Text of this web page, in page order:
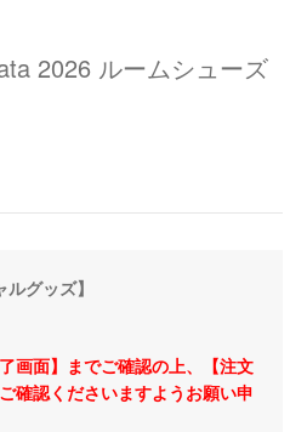
2026 ルームシューズ
グッズ】
画面】までご確認の上、【注文
確認くださいますようお願い申